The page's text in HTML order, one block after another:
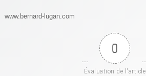
www.bernard-lugan.com
0
Évaluation de l'article